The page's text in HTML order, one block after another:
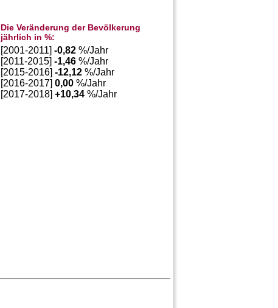
Die Veränderung der Bevölkerung
jährlich in %:
[2001-2011]-0,82 %/Jahr
[2011-2015]-1,46 %/Jahr
[2015-2016]-12,12 %/Jahr
[2016-2017]0,00 %/Jahr
[2017-2018]+10,34 %/Jahr